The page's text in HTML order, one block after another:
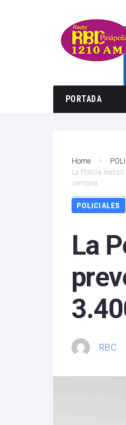
PORTADA
Home
La Policía
semana
POLICIALES
La
RBC